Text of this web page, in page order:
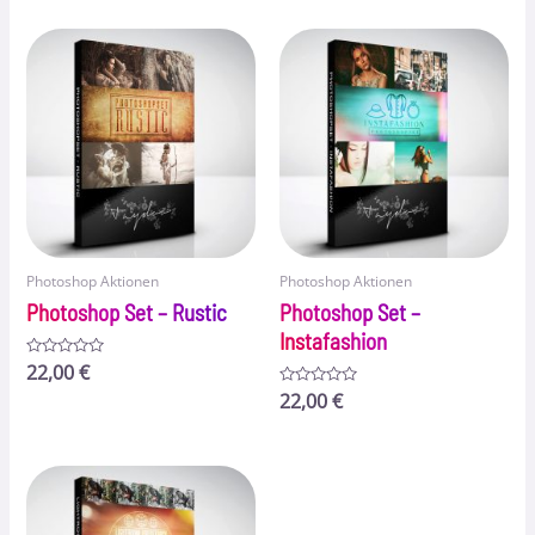
Photoshop Aktionen
Photoshop Set – Rustic
Bewertet
mit
22,00€
Photoshop Aktionen
Photoshop Set –
Instafashion
Bewertet
mit
22,00€